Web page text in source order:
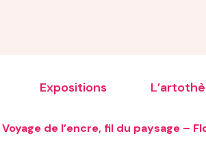
Expositions
Voyage de l’encre, fil du paysage –